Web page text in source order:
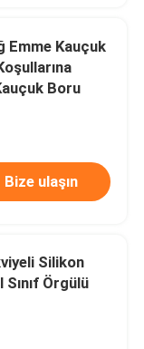
Emme Kauçuk
Boru
Bize ulaşın
Silikon
Örgülü